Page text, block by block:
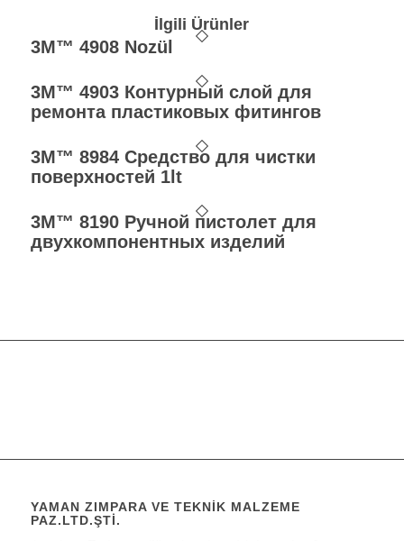
İlgili Ürünler
3M™ 4908 Nozül
3M™ 4903 Контурный слой для
ремонта пластиковых фитингов
3M™ 8984 Средство для чистки
поверхностей 1lt
3M™ 8190 Ручной пистолет для
двухкомпонентных изделий
YAMAN ZIMPARA VE TEKNIK MALZEME
PAZ.LTD.ŞTI.